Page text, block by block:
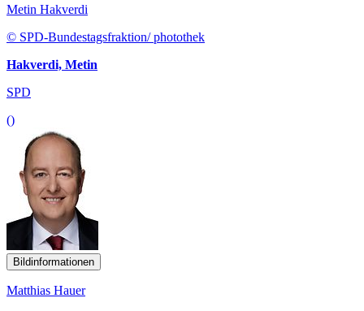
Metin Hakverdi
© SPD-Bundestagsfraktion/ photothek
Hakverdi, Metin
SPD
()
Bildinformationen
Matthias Hauer